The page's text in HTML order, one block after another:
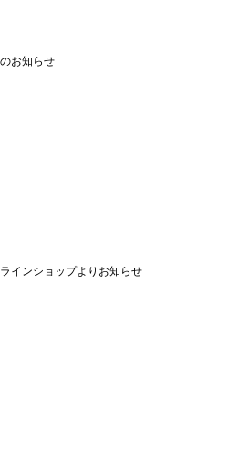
お知らせ
インショップよりお知らせ